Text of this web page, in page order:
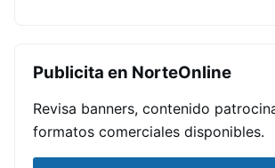
Publicita en NorteOnline
Revisa banners, contenido
formatos comerciales disponibles.